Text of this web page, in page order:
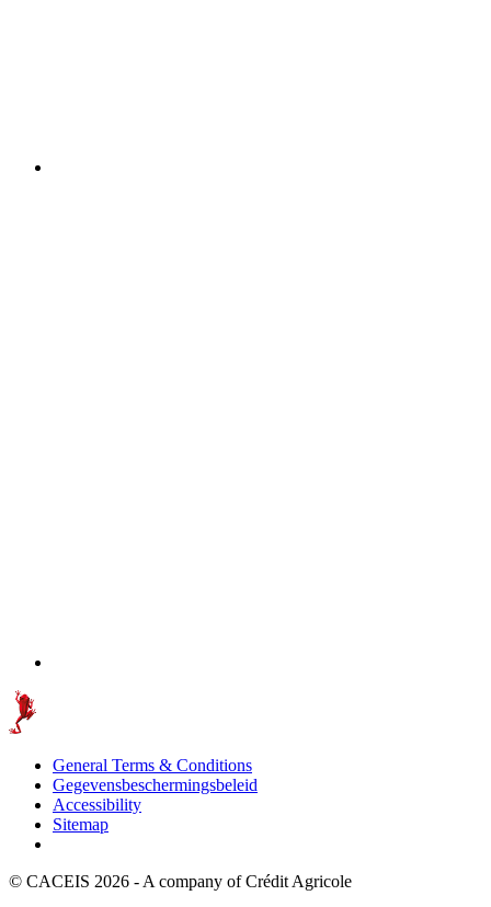
General Terms & Conditions
Gegevensbeschermingsbeleid
Accessibility
Sitemap
© CACEIS 2026 - A company of Crédit Agricole